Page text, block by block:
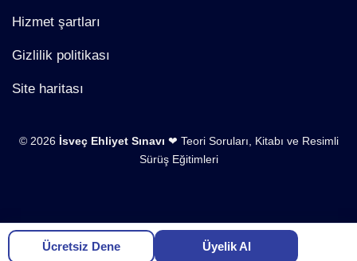
Hizmet şartları
Gizlilik politikası
Site haritası
© 2026 İsveç Ehliyet Sınavı ❤ Teori Soruları, Kitabı ve Resimli
Sürüş Eğitimleri
Ücretsiz Dene Üyelik Al